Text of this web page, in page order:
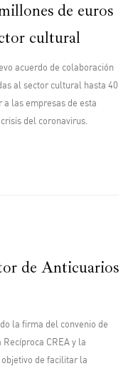
de euros
cultural
acuerdo de colaboración
al sector cultural hasta 40
las empresas de esta
del coronavirus.
de Anticuarios
la firma del convenio de
CREA y la
de facilitar la